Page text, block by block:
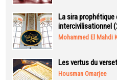
La sira
intercivilisationnel
Mohammed El Mahdi
Les vertus du
Housman Omarjee